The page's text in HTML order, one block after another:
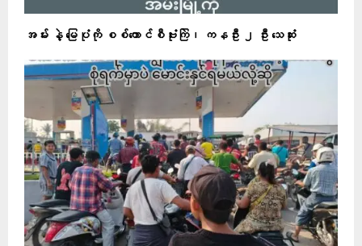
အမ်း နဲ့ မြေပုံကို စစ်ကောင်စီဗုံးကြဲ၊ ကနဦး ၂ ဦး သေဆုံး